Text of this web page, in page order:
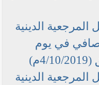
المرجعية الدينية
في يوم
المرجعية الدينية